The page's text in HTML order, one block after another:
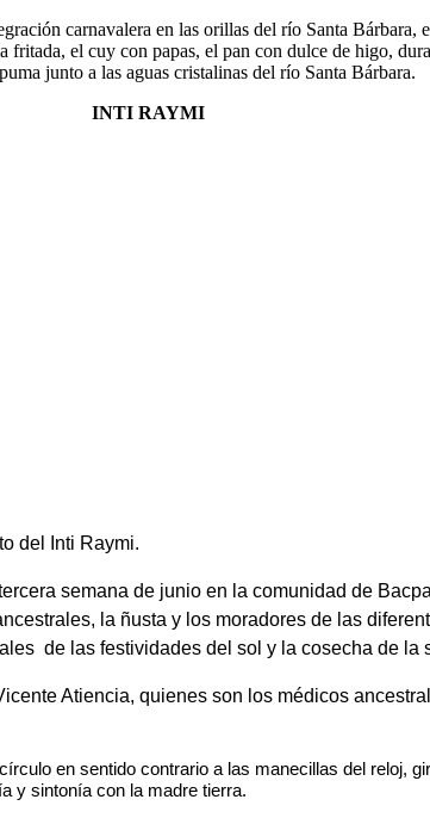
carnavalera en las orillas del río Santa
el cuy con papas, el pan con dulce de higo,
junto a las aguas cristalinas del río Santa Bárbara.
INTI RAYMI
del Inti Raymi.
semana de junio en la comunidad de
la ñusta y los moradores de las
de las festividades del sol y la cosecha de la
Atiencia, quienes son los médicos
en sentido contrario a las manecillas del reloj,
y sintonía con la madre tierra.